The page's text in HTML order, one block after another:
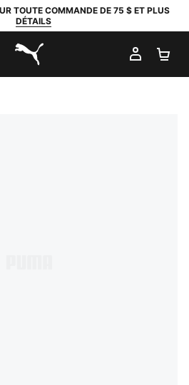
TOUTE COMMANDE DE 75 $ ET PLUS
DÉTAILS
PUMA.com
MON